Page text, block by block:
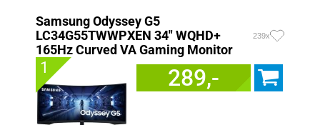
Samsung Odyssey G5
LC34G55TWWPXEN 34" WQHD+
165Hz Curved VA Gaming Monitor
239x
1 289,-